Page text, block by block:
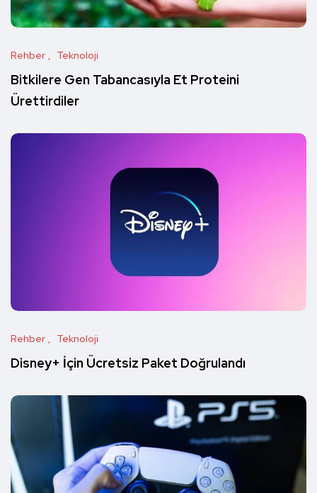
Rehber Teknoloji
Bitkilere Gen Tabancasıyla Et Proteini
Ürettirdiler
Rehber Teknoloji
Disney+ İçin Ücretsiz Paket Doğrulandı